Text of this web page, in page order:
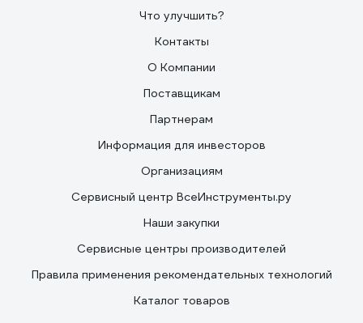
Что улучшить?
Контакты
О Компании
Поставщикам
Партнерам
Информация для инвесторов
Организациям
Сервисный центр ВсеИнструменты.ру
Наши закупки
Сервисные центры производителей
Правила применения рекомендательных технологий
Каталог товаров